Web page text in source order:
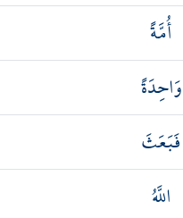
أُمَّةً
وَاحِدَةً
فَبَعَثَ
اللَّهُ